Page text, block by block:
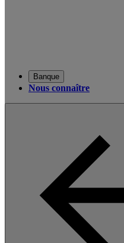
Banque
Nous connaître